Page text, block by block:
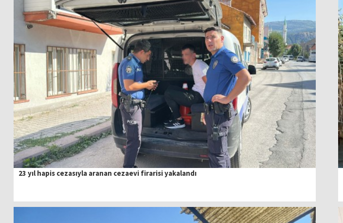
23 yıl hapis cezasıyla aranan cezaevi firarisi yakalandı